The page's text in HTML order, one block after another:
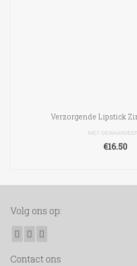
Verzorgende Lipstick
NIET
€16.50
Volg ons op:
Contact ons